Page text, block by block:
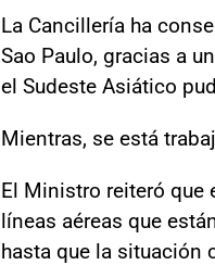
La Cancillería ha
Sao Paulo, gracias a
el Sudeste Asiático
Mientras, se está
El Ministro reiteró que
líneas aéreas que
hasta que la situación